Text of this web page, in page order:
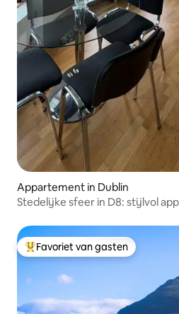
Appartement in Dublin
Stedelijke sfeer in D8: stijlvol
Topfavoriet van gasten
Favoriet van gasten